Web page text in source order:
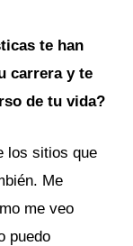
te han
carrera y te
de tu vida?
los sitios que
Me
me veo
puedo